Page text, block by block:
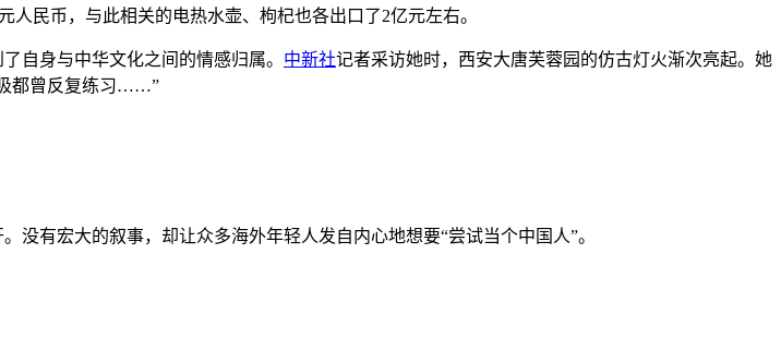
民币，与此相关的电热水壶、枸杞也各出口了2亿元左右。
身与中华文化之间的情感归属。 中新社记者采访她时，西安大唐芙蓉园的仿古灯火渐次亮起。她
都曾反复练习……”
有宏大的叙事，却让众多海外年轻人发自内心地想要“尝试当个中国人”。